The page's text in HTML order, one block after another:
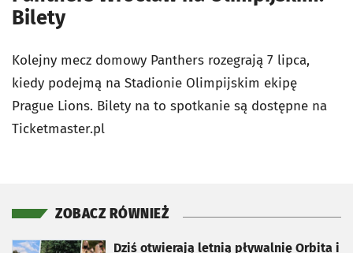
Bilety
Kolejny mecz domowy Panthers rozegrają 7 lipca,
kiedy podejmą na Stadionie Olimpijskim ekipę
Prague Lions. Bilety na to spotkanie są dostępne na
Ticketmaster.pl
ZOBACZ RÓWNIEŻ
Dziś otwierają letnią pływalnię Orbita i
otworzy się w nowej karcie